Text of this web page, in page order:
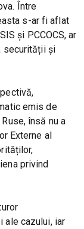
Între
s-ar fi aflat
și PCCOCS, ar
securității și
emis de
însă nu a
Externe al
privind
ale cazului, iar